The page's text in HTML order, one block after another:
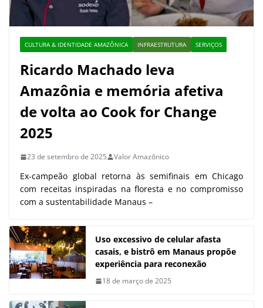
CULTURA & IDENTIDADE AMAZÔNICA INFRAESTRUTURA SERVIÇOS
Ricardo Machado leva
Amazônia e memória afetiva
de volta ao Cook for Change
2025
23 de setembro de 2025 Valor Amazônico
Ex-campeão global retorna às semifinais em Chicago
com receitas inspiradas na floresta e no compromisso
com a sustentabilidade Manaus –
Uso excessivo de celular afasta
casais, e bistrô em Manaus propõe
experiência para reconexão
18 de março de 2025